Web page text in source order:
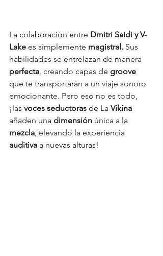
La colaboración entre Dmitri Saidi y V-
Lake es simplemente magistral. Sus
habilidades se entrelazan de manera
perfecta, creando capas de groove
que te transportarán a un viaje sonoro
emocionante. Pero eso no es todo,
¡las voces seductoras de La Vikina
añaden una dimensión única a la
mezcla, elevando la experiencia
auditiva a nuevas alturas!